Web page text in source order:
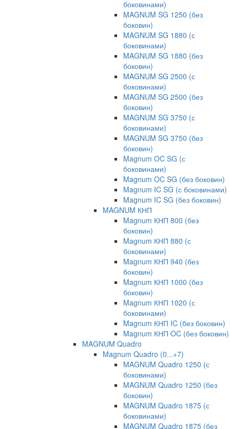
боковинами)
MAGNUM SG 1250 (без
боковин)
MAGNUM SG 1880 (с
боковинами)
MAGNUM SG 1880 (без
боковин)
MAGNUM SG 2500 (с
боковинами)
MAGNUM SG 2500 (без
боковин)
MAGNUM SG 3750 (с
боковинами)
MAGNUM SG 3750 (без
боковин)
Magnum OC SG (с
боковинами)
Magnum OC SG (без боковин)
Magnum IC SG (с боковинами)
Magnum IC SG (без боковин)
MAGNUM КНП
Magnum КНП 800 (без
боковин)
Magnum КНП 880 (с
боковинами)
Magnum КНП 940 (без
боковин)
Magnum КНП 1000 (без
боковин)
Magnum КНП 1020 (с
боковинами)
Magnum КНП IC (без боковин)
Magnum КНП OC (без боковин)
MAGNUM Quadro
Magnum Quadro (0...+7)
MAGNUM Quadro 1250 (с
боковинами)
MAGNUM Quadro 1250 (без
боковин)
MAGNUM Quadro 1875 (с
боковинами)
MAGNUM Quadro 1875 (без